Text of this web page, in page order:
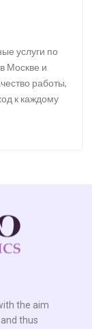
услуги по
Москве и
работы,
к каждому
the aim
thus